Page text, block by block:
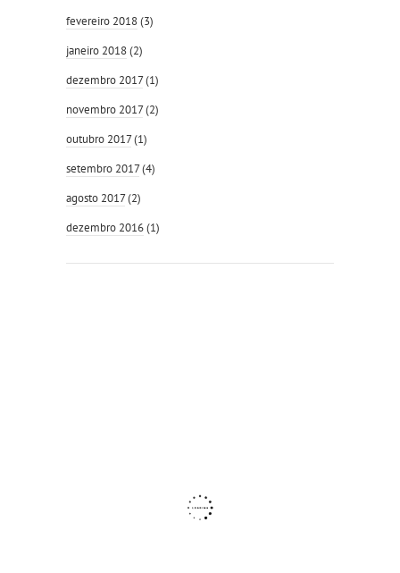
fevereiro 2018(3)
janeiro 2018(2)
dezembro 2017(1)
novembro 2017(2)
outubro 2017(1)
setembro 2017(4)
agosto 2017(2)
dezembro 2016(1)